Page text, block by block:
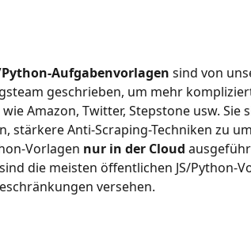
Aufgabenvorlagen sind von
geschrieben, um mehr
Amazon, Twitter, Stepstone usw. Sie
stärkere Anti-Scraping-Techniken zu
Vorlagen nur in der Cloud
die meisten öffentlichen JS/Python-
versehen.